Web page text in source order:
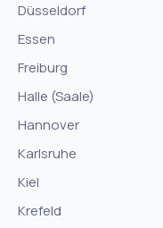
Düsseldorf
Essen
Freiburg
Halle (Saale)
Hannover
Karlsruhe
Kiel
Krefeld